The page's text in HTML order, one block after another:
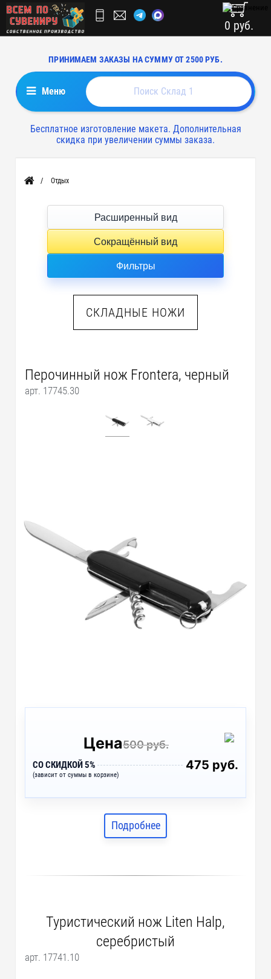
ПРИНИМАЕМ ЗАКАЗЫ НА СУММУ ОТ 2500 РУБ.
0 руб.
Меню
Бесплатное изготовление макета. Дополнительная
скидка при увеличении суммы заказа.
Главная Отдых
Расширенный вид
Сокращённый вид
Фильтры
СКЛАДНЫЕ НОЖИ
Перочинный нож Frontera, черный
арт. 17745.30
Цена500 руб.
СО СКИДКОЙ 5%
(зависит от суммы в корзине)
475 руб.
Подробнее
Туристический нож Liten Halp,
серебристый
арт. 17741.10